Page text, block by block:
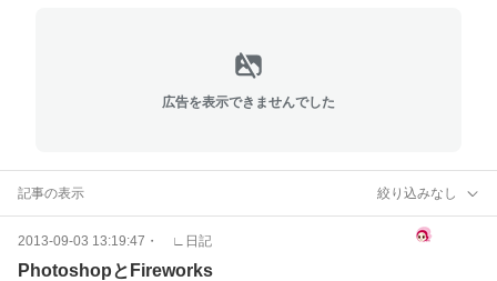
広告を表示できませんでした
記事の表示 絞り込みなし
2013-09-03 13:19:47 ・ ∟日記
PhotoshopとFireworks